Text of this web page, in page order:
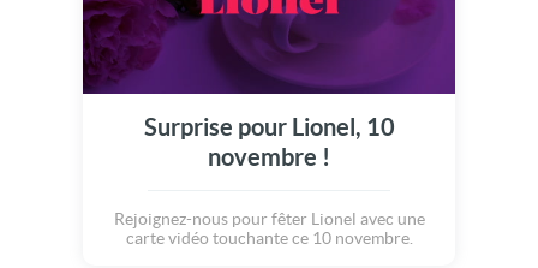
Surprise pour Lionel, 10
novembre !
Rejoignez-nous pour fêter Lionel avec une
carte vidéo touchante ce 10 novembre.